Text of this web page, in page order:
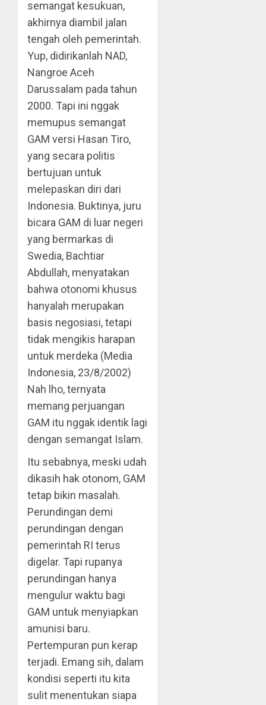
semangat kesukuan,
akhirnya diambil jalan
tengah oleh pemerintah.
Yup, didirikanlah NAD,
Nangroe Aceh
Darussalam pada tahun
2000. Tapi ini nggak
memupus semangat
GAM versi Hasan Tiro,
yang secara politis
bertujuan untuk
melepaskan diri dari
Indonesia. Buktinya, juru
bicara GAM di luar negeri
yang bermarkas di
Swedia, Bachtiar
Abdullah, menyatakan
bahwa otonomi khusus
hanyalah merupakan
basis negosiasi, tetapi
tidak mengikis harapan
untuk merdeka (Media
Indonesia, 23/8/2002)
Nah lho, ternyata
memang perjuangan
GAM itu nggak identik lagi
dengan semangat Islam.
Itu sebabnya, meski udah
dikasih hak otonom, GAM
tetap bikin masalah.
Perundingan demi
perundingan dengan
pemerintah RI terus
digelar. Tapi rupanya
perundingan hanya
mengulur waktu bagi
GAM untuk menyiapkan
amunisi baru.
Pertempuran pun kerap
terjadi. Emang sih, dalam
kondisi seperti itu kita
sulit menentukan siapa